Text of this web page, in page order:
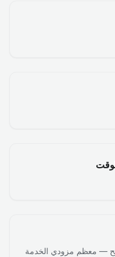
— معظم مزودي الخدمة